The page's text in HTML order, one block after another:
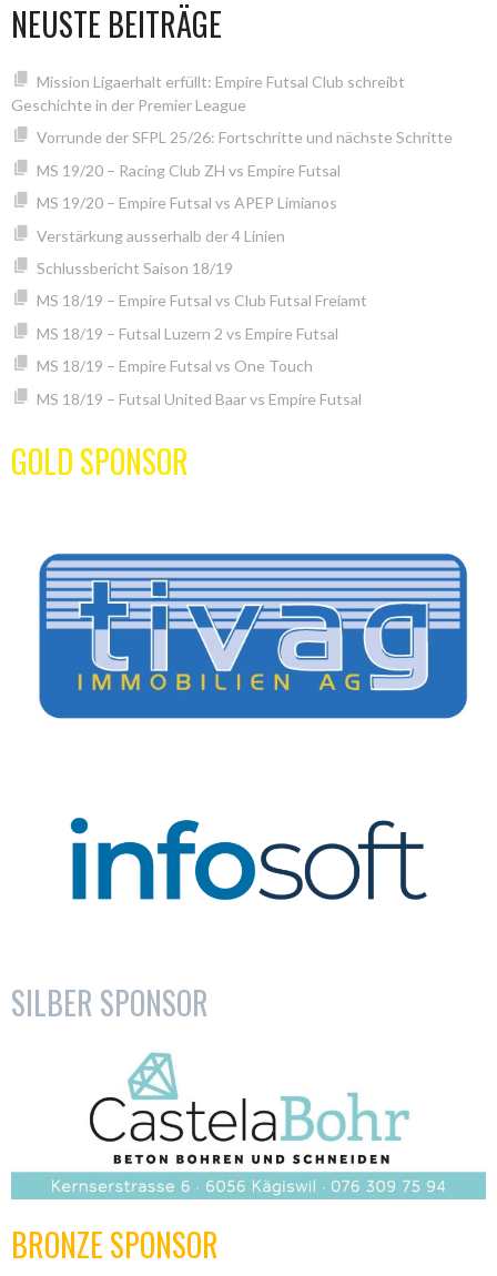
NEUSTE BEITRÄGE
Mission Ligaerhalt erfüllt: Empire Futsal Club schreibt
Geschichte in der Premier League
Vorrunde der SFPL 25/26: Fortschritte und nächste Schritte
MS 19/20 – Racing Club ZH vs Empire Futsal
MS 19/20 – Empire Futsal vs APEP Limianos
Verstärkung ausserhalb der 4 Linien
Schlussbericht Saison 18/19
MS 18/19 – Empire Futsal vs Club Futsal Freiamt
MS 18/19 – Futsal Luzern 2 vs Empire Futsal
MS 18/19 – Empire Futsal vs One Touch
MS 18/19 – Futsal United Baar vs Empire Futsal
GOLD SPONSOR
SILBER SPONSOR
BRONZE SPONSOR